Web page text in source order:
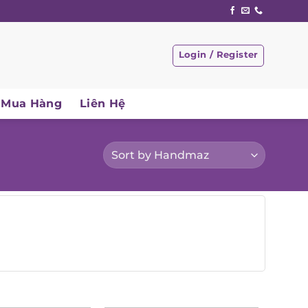
Login / Register
Hàng Liên Hệ